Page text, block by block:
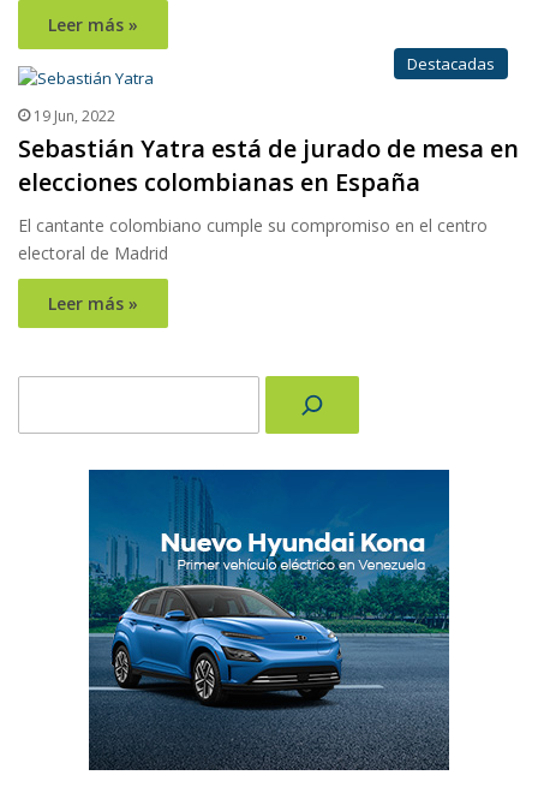
Leer más »
Destacadas
19 Jun, 2022
Sebastián Yatra está de jurado de mesa en
elecciones colombianas en España
El cantante colombiano cumple su compromiso en el centro
electoral de Madrid
Leer más »